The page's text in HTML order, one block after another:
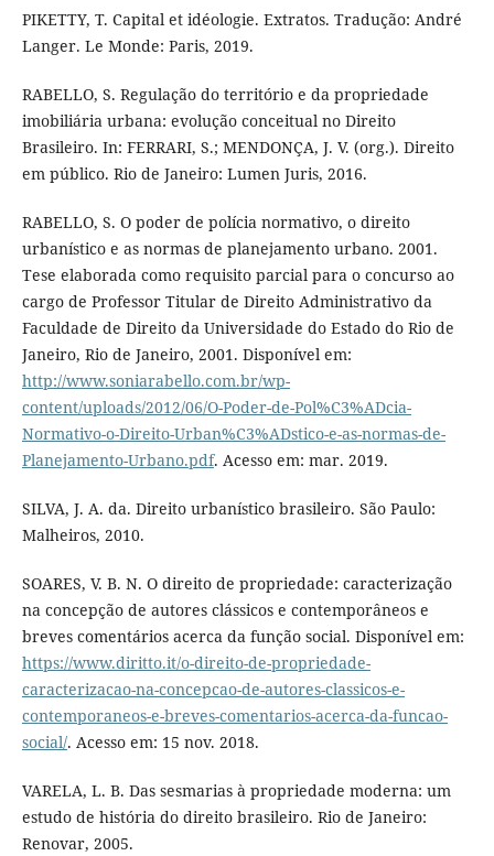
PIKETTY, T. Capital et idéologie. Extratos. Tradução: André
Langer. Le Monde: Paris, 2019.
RABELLO, S. Regulação do território e da propriedade
imobiliária urbana: evolução conceitual no Direito
Brasileiro. In: FERRARI, S.; MENDONÇA, J. V. (org.). Direito
em público. Rio de Janeiro: Lumen Juris, 2016.
RABELLO, S. O poder de polícia normativo, o direito
urbanístico e as normas de planejamento urbano. 2001.
Tese elaborada como requisito parcial para o concurso ao
cargo de Professor Titular de Direito Administrativo da
Faculdade de Direito da Universidade do Estado do Rio de
Janeiro, Rio de Janeiro, 2001. Disponível em:
http://www.soniarabello.com.br/wp-
content/uploads/2012/06/O-Poder-de-Pol%C3%ADcia-
Normativo-o-Direito-Urban%C3%ADstico-e-as-normas-de-
Planejamento-Urbano.pdf. Acesso em: mar. 2019.
SILVA, J. A. da. Direito urbanístico brasileiro. São Paulo:
Malheiros, 2010.
SOARES, V. B. N. O direito de propriedade: caracterização
na concepção de autores clássicos e contemporâneos e
breves comentários acerca da função social. Disponível em:
https://www.diritto.it/o-direito-de-propriedade-
caracterizacao-na-concepcao-de-autores-classicos-e-
contemporaneos-e-breves-comentarios-acerca-da-funcao-
social/. Acesso em: 15 nov. 2018.
VARELA, L. B. Das sesmarias à propriedade moderna: um
estudo de história do direito brasileiro. Rio de Janeiro:
Renovar, 2005.